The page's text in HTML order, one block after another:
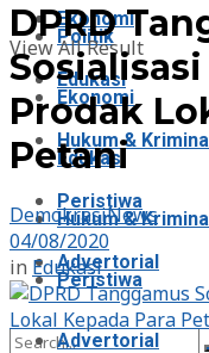
Ekonomi
Edukasi
Hukum &
Peristiwa
Advertorial
Politik
Ekonomi
Edukasi
Hukum &
Peristiwa
Advertorial
View All Result
DPRD
Prodak
Petani
DemokrasiNews
04/08/2020
in Edukasi